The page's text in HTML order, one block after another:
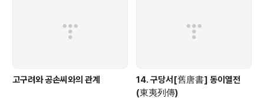
고구려와 공손씨와의 관계
14. 구당서[舊唐書] 동이열전
(東夷列傳)